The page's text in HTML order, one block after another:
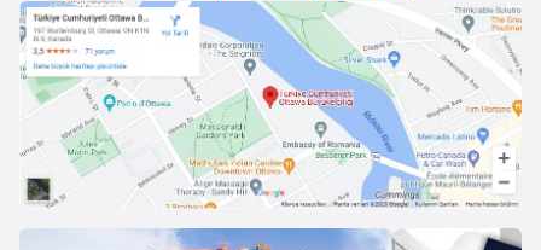
s
e
k
B
u
l